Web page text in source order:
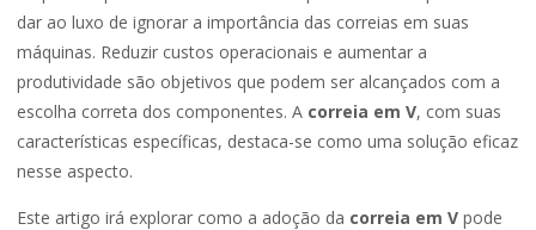
dar ao luxo de ignorar a importância das correias em suas
máquinas. Reduzir custos operacionais e aumentar a
produtividade são objetivos que podem ser alcançados com a
escolha correta dos componentes. A correia em V, com suas
características específicas, destaca-se como uma solução eficaz
nesse aspecto.
Este artigo irá explorar como a adoção da correia em V pode